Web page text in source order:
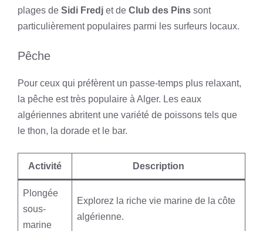
plages de Sidi Fredj et de Club des Pins sont
particulièrement populaires parmi les surfeurs locaux.
Pêche
Pour ceux qui préfèrent un passe-temps plus relaxant,
la pêche est très populaire à Alger. Les eaux
algériennes abritent une variété de poissons tels que
le thon, la dorade et le bar.
Activité Description
Plongée
sous-
marine
Explorez la riche vie marine de la côte
algérienne.